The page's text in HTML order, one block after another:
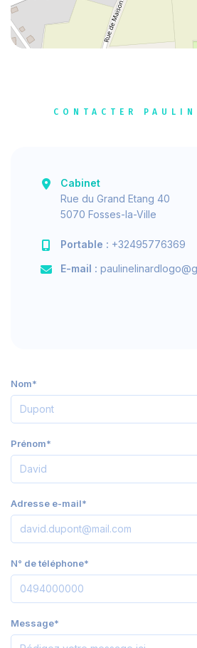
CONTACTER
Cabinet
Rue du Grand Etang 40
5070 Fosses-la-Ville
Portable : +32495776369
E-mail :
Nom*
Prénom*
Adresse e-mail*
N° de téléphone*
Message*